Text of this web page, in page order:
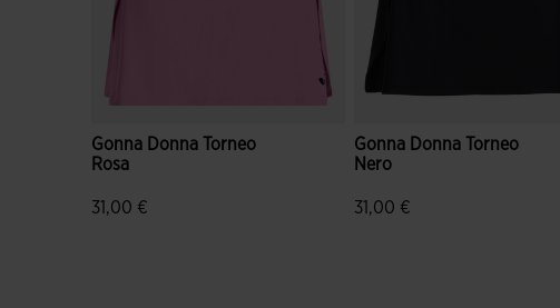
Gonna Donna Torneo
Rosa
31,00 €
Gonna Donna Torneo
Nero
31,00 €